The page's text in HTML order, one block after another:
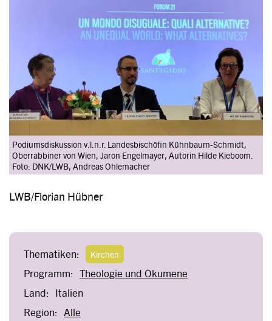
Podiumsdiskussion v.l.n.r. Landesbischöfin Kühnbaum-Schmidt,
Oberrabbiner von Wien, Jaron Engelmayer, Autorin Hilde Kieboom.
Foto: DNK/LWB, Andreas Ohlemacher
LWB/Florian Hübner
Thematiken: Kirchen
Programm: Theologie und Ökumene
Land: Italien
Region: Alle